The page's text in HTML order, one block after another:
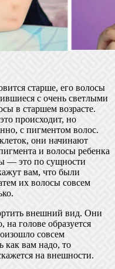
старше, его волосы
с очень светлыми
в старшем возрасте.
происходит, но
с пигментом волос.
они начинают
и волосы ребенка
— это по сущности
вам, что были
их волосы совсем
внешний вид. Они
на голове образуется
совсем
как вам надо, то
на внешности.